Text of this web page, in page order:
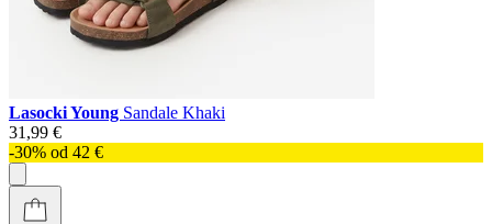
Lasocki Young Sandale Khaki
31,99 €
-30% od 42 €